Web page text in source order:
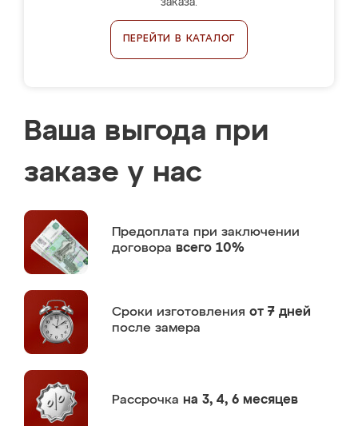
заказа.
ПЕРЕЙТИ В КАТАЛОГ
Ваша выгода при
заказе у нас
Предоплата при заключении
договора всего 10%
Сроки изготовления от 7 дней
после замера
Рассрочка на 3, 4, 6 месяцев